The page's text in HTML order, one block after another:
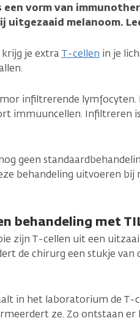
een vorm van
uitgezaaid melanoom.
je extraT-cellen in je
infiltrerende lymfocyten.
immuuncellen. Infiltreren
geen
behandeling uitvoeren bij
behandeling met
zijn T-cellen uit een
de chirurg een stukje
in het laboratorium de T-
ze. Zo ontstaan er